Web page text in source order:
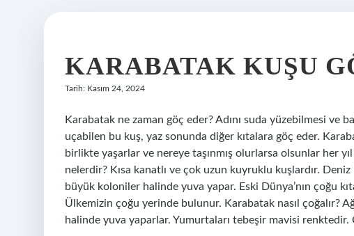
KARABATAK KUŞU
Tarih: Kasım 24, 2024
Karabatak ne zaman göç eder? Adını suda yüzebilmesi ve
uçabilen bu kuş, yaz sonunda diğer kıtalara göç eder.
birlikte yaşarlar ve nereye taşınmış olurlarsa olsunlar her
nelerdir? Kısa kanatlı ve çok uzun kuyruklu kuşlardır.
büyük koloniler halinde yuva yapar. Eski Dünya’nın çoğu
Ülkemizin çoğu yerinde bulunur. Karabatak nasıl çoğalır?
halinde yuva yaparlar. Yumurtaları tebeşir mavisi renktedir.